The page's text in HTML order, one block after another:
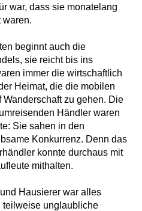
war, dass sie monatelang
waren.
beginnt auch die
sie reicht bis ins
immer die wirtschaftlich
Heimat, die die mobilen
zu gehen. Die
Händler waren
Sie sahen in den
Konkurrenz. Denn das
konnte durchaus mit
mithalten.
Hausierer war alles
teilweise unglaubliche